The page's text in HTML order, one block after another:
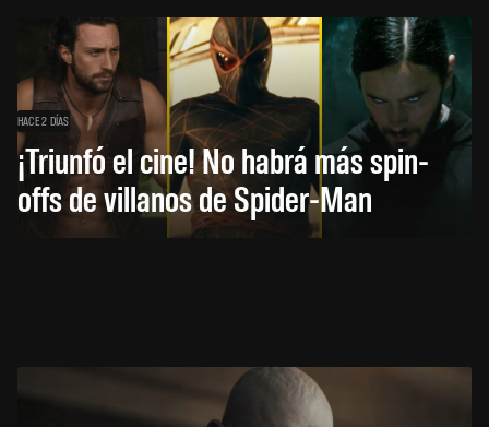
HACE 2 DÍAS
¡Triunfó el cine! No habrá más spin-
offs de villanos de Spider-Man